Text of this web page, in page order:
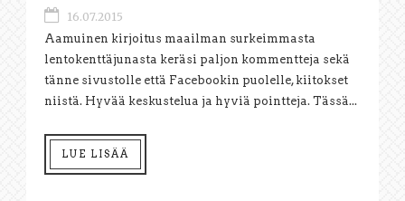
16.07.2015
Aamuinen kirjoitus maailman surkeimmasta
lentokenttäjunasta keräsi paljon kommentteja sekä
tänne sivustolle että Facebookin puolelle, kiitokset
niistä. Hyvää keskustelua ja hyviä pointteja. Tässä...
LUE LISÄÄ